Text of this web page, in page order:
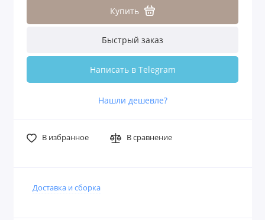
Купить
Быстрый заказ
Написать в Telegram
Нашли дешевле?
В избранное В сравнение
Доставка и сборка